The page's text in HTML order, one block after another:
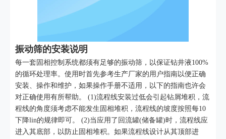
振动筛的安装说明
每一套固相控制系统都须有足够的振动筛，以保证钻井液100%
的循环处理率。使用时首先参考生产厂家的用户指南以便正确
安装、操作和维护，如果操作手册不适用，以下的指南也许会
对正确使用有所帮助。 (1)流程线安装过低会引起钻屑堆积，流
程线的角度须考虑不能发生固相堆积，流程线的坡度按照每10
下降lin的规律即可。 (2)当应用了回流罐(储备罐)时，流程线应
进入其底部，以防止固相堆积。如果流程线设计从其顶部进